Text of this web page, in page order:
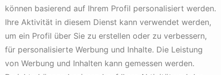
DieAnti-Short-Strategieist eine Anlagestrategie, die
darauf abzielt, sich vor den negativen Auswirkungen von
oder sogar davon zu profitieren.
Was sind Leerverkäufe?
können basierend auf Ihrem Profil personalisiert werden.
Ihre Aktivität in diesem Dienst kann verwendet werden,
um ein Profil über Sie zu erstellen oder zu verbessern,
für personalisierte Werbung und Inhalte. Die Leistung
von Werbung und Inhalten kann gemessen werden.